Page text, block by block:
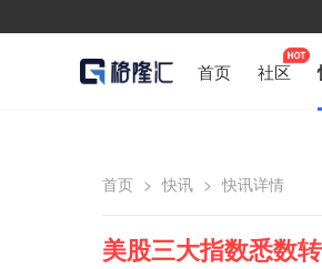
首页 社区
首页 > 快讯 > 快讯详情
美股三大指数悉数